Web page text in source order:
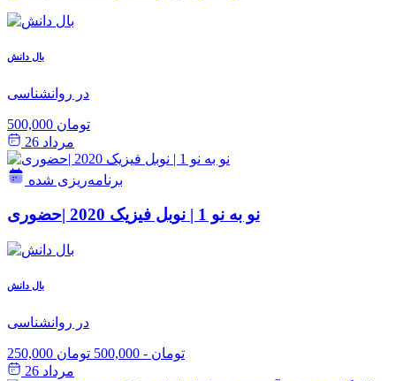
بال دانش
در روانشناسی
500,000 تومان
مرداد 26
برنامه‌ریزی شده
نو به نو 1 | نوبل فیزیک 2020 |حضوری
بال دانش
در روانشناسی
250,000 تومان - 500,000 تومان
مرداد 26